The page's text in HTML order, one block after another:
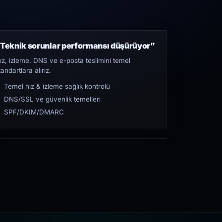
sorunlar performansı düşürüyor”
izleme, DNS ve e-posta teslimini temel
alırız.
Temel hız & izleme sağlık kontrolü
DNS/SSL ve güvenlik temelleri
SPF/DKIM/DMARC